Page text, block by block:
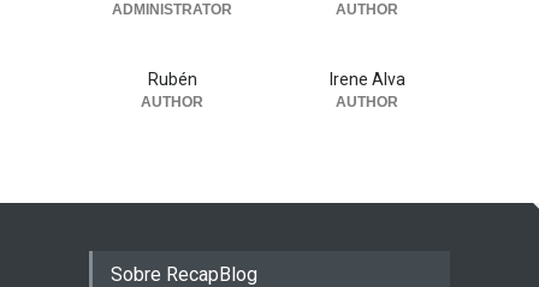
ADMINISTRATOR AUTHOR
Rubén
AUTHOR
Irene Alva
AUTHOR
Sobre RecapBlog